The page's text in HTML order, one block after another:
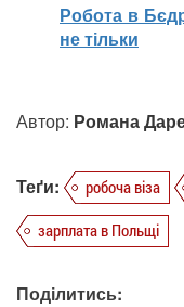
Робота в
не тільки
Автор: Романа
Теґи: робоча віза
зарплата в Польщі
Поділитись: